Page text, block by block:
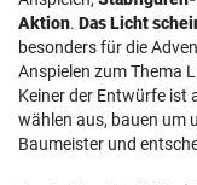
Aktion. Das Licht
besonders für die
Anspielen zum Thema
Keiner der Entwürfe ist
wählen aus, bauen um
Baumeister und